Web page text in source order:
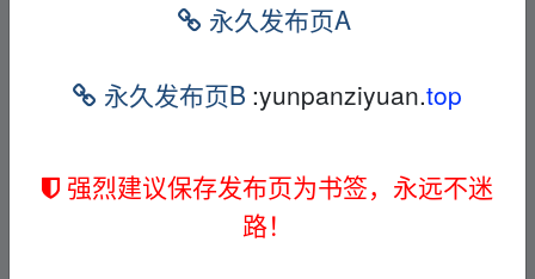
永久发布页A
永久发布页B :yunpanziyuan.top
强烈建议保存发布页为书签，永远不迷
路！